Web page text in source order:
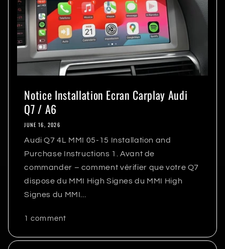
Notice Installation Ecran Carplay Audi
Q7 / A6
JUNE 16, 2026
Audi Q7 4L MMI 05-15 Installation and
Purchase Instructions 1. Avant de
commander – comment vérifier que votre Q7
dispose du MMI High Signes du MMI High
Signes du MMI...
1 comment